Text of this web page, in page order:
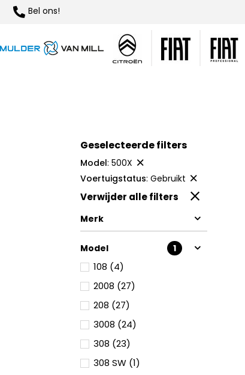
Bel ons!
Geselecteerde filters
Model: 500X
Voertuigstatus: Gebruikt
Verwijder alle filters
Merk
Model 1
108 (4)
2008 (27)
208 (27)
3008 (24)
308 (23)
308 SW (1)